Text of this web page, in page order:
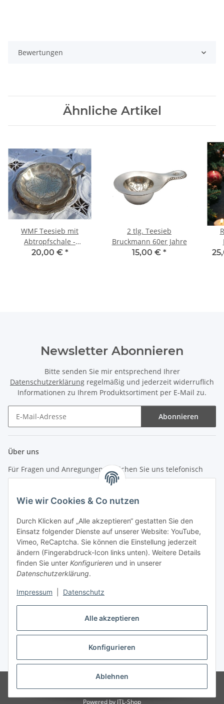
Alle akzeptieren
Konfigurieren
Ablehnen
Wie wir Cookies & Co nutzen
Durch Klicken auf „Alle akzeptieren“ gestatten Sie den
Einsatz folgender Dienste auf unserer Website: YouTube,
Vimeo, ReCaptcha. Sie können die Einstellung jederzeit
ändern (Fingerabdruck-Icon links unten). Weitere Details
finden Sie unter Konfigurieren und in unserer
Datenschutzerklärung.
Impressum Datenschutz
Bewertungen
Ähnliche Artikel
WMF Teesieb mit
Abtropfschale -
versilbert - Dekor 2200
20,00 € *
2 tlg. Teesieb
Bruckmann 60er Jahre
15,00 € *
Newsletter Abonnieren
Bitte senden Sie mir entsprechend Ihrer
Datenschutzerklärung regelmäßig und jederzeit widerruflich
Informationen zu Ihrem Produktsortiment per E-Mail zu.
Abonnieren
Über uns
Für Fragen und Anregungen erreichen Sie uns telefonisch
info (at) zweitedel.de
Informationen
Gesetzliche Informationen
* Alle Preise inkl. gesetzlicher USt., zzgl.Versand
Powered by JTL-Shop